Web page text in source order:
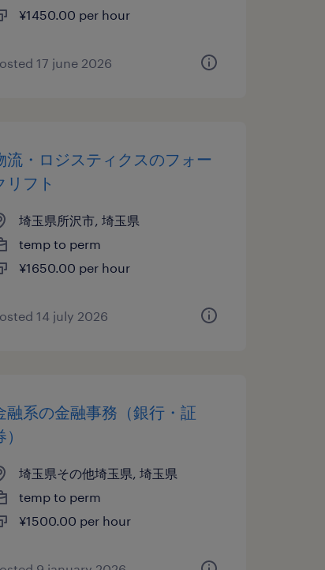
¥1450.00 per hour
17 june 2026
流・ロジスティクスのフォー
リフト
埼玉県所沢市, 埼玉県
temp to perm
¥1650.00 per hour
14 july 2026
融系の金融事務（銀行・証
埼玉県その他埼玉県, 埼玉県
temp to perm
¥1500.00 per hour